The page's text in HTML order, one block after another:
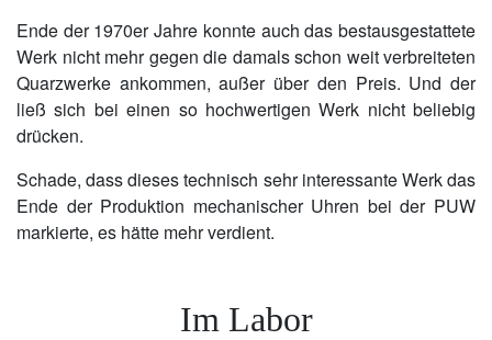
Ende der 1970er Jahre konnte auch das bestausgestattete
Werk nicht mehr gegen die damals schon weit verbreiteten
Quarzwerke ankommen, außer über den Preis. Und der
ließ sich bei einen so hochwertigen Werk nicht beliebig
drücken.
Schade, dass dieses technisch sehr interessante Werk das
Ende der Produktion mechanischer Uhren bei der PUW
markierte, es hätte mehr verdient.
Im Labor